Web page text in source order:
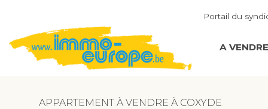
Portail du
A VENDRE
APPARTEMENT À VENDRE À COXYDE